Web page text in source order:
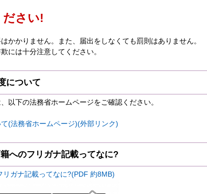
ださい!
かかりません。また、届出をしなくても罰則はありません。
には十分注意してください。
について
以下の法務省ホームページをご確認ください。
(法務省ホームページ)(外部リンク)
へのフリガナ記載ってなに?
リガナ記載ってなに?(PDF 約8MB)